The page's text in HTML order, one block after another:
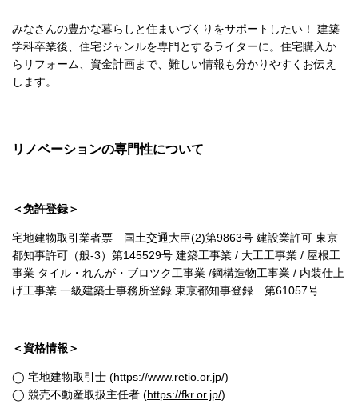
みなさんの豊かな暮らしと住まいづくりをサポートしたい！ 建築
学科卒業後、住宅ジャンルを専門とするライターに。住宅購入か
らリフォーム、資金計画まで、難しい情報も分かりやすくお伝え
します。
リノベーションの専門性について
＜免許登録＞
宅地建物取引業者票 国土交通大臣(2)第9863号 建設業許可 東京
都知事許可（般-3）第145529号 建築工事業 / 大工工事業 / 屋根工
事業 タイル・れんが・ブロツク工事業 /鋼構造物工事業 / 内装仕上
げ工事業 一級建築士事務所登録 東京都知事登録 第61057号
＜資格情報＞
◯ 宅地建物取引士 (https://www.retio.or.jp/)
◯ 競売不動産取扱主任者 (https://fkr.or.jp/)